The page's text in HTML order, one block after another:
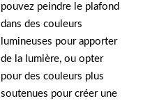
pouvez peindre le plafond
dans des couleurs
lumineuses pour apporter
de la lumière, ou opter
pour des couleurs plus
soutenues pour créer une